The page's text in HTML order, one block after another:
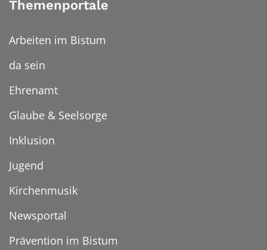
Themenportale
Arbeiten im Bistum
da sein
Ehrenamt
Glaube & Seelsorge
Inklusion
Jugend
Kirchenmusik
Newsportal
Prävention im Bistum